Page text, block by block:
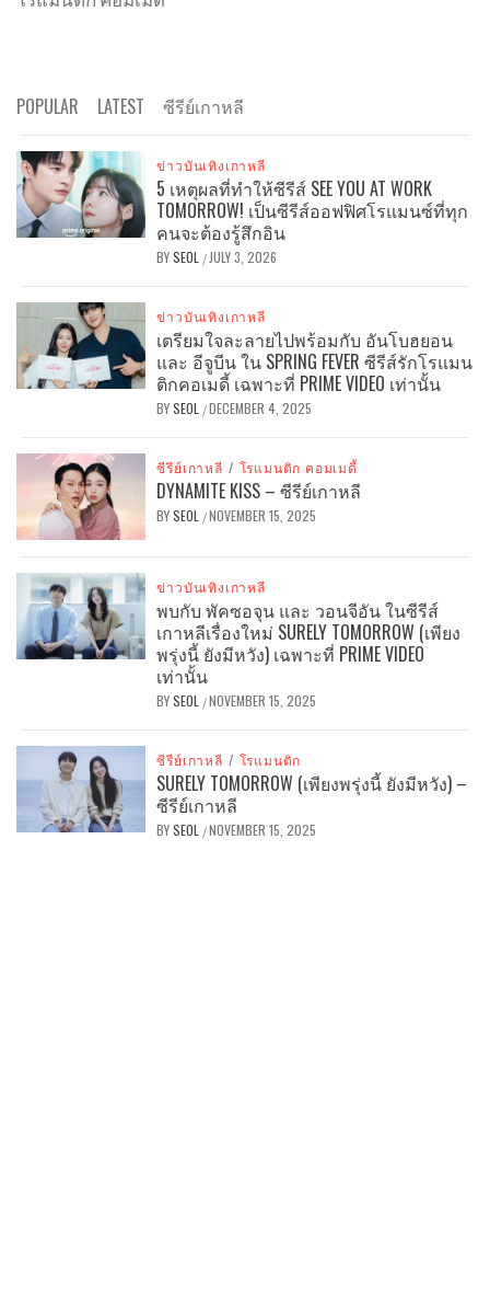
POPULAR LATEST ซีรีย์เกาหลี
ข่าวบันเทิงเกาหลี
5 เหตุผลที่ทำให้ซีรีส์ SEE YOU AT WORK
TOMORROW! เป็นซีรีส์ออฟฟิศโรแมนซ์ที่ทุก
คนจะต้องรู้สึกอิน
BYSEOL / JULY 3, 2026
ข่าวบันเทิงเกาหลี
เตรียมใจละลายไปพร้อมกับ อันโบฮยอน
และ อีจูบีน ใน SPRING FEVER ซีรีส์รักโรแมน
ติกคอเมดี้ เฉพาะที่ PRIME VIDEO เท่านั้น
BYSEOL /DECEMBER 4, 2025
ซีรีย์เกาหลี / โรแมนติก คอมเมดี้
DYNAMITE KISS – ซีรีย์เกาหลี
BYSEOL /NOVEMBER 15, 2025
ข่าวบันเทิงเกาหลี
พบกับ พัคซอจุน และ วอนจีอัน ในซีรีส์
เกาหลีเรื่องใหม่ SURELY TOMORROW (เพียง
พรุ่งนี้ ยังมีหวัง) เฉพาะที่ PRIME VIDEO
เท่านั้น
BYSEOL /NOVEMBER 15, 2025
ซีรีย์เกาหลี / โรแมนติก
SURELY TOMORROW (เพียงพรุ่งนี้ ยังมีหวัง) –
ซีรีย์เกาหลี
BYSEOL /NOVEMBER 15, 2025